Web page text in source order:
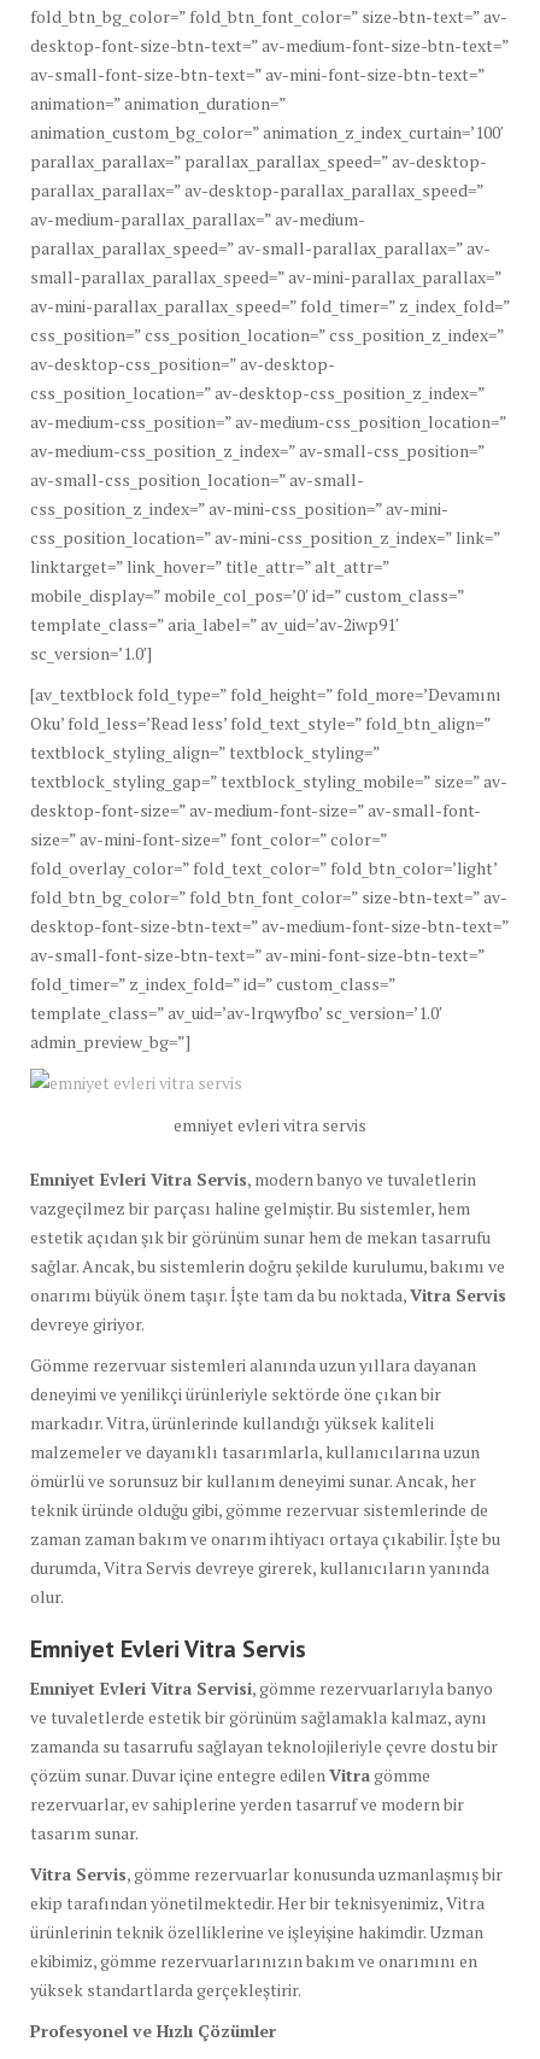
fold_btn_bg_color=” fold_btn_font_color=” size-btn-text=” av-
desktop-font-size-btn-text=” av-medium-font-size-btn-text=”
av-small-font-size-btn-text=” av-mini-font-size-btn-text=”
animation=” animation_duration=”
animation_custom_bg_color=” animation_z_index_curtain=’100′
parallax_parallax=” parallax_parallax_speed=” av-desktop-
parallax_parallax=” av-desktop-parallax_parallax_speed=”
av-medium-parallax_parallax=” av-medium-
parallax_parallax_speed=” av-small-parallax_parallax=” av-
small-parallax_parallax_speed=” av-mini-parallax_parallax=”
av-mini-parallax_parallax_speed=” fold_timer=” z_index_fold=”
css_position=” css_position_location=” css_position_z_index=”
av-desktop-css_position=” av-desktop-
css_position_location=” av-desktop-css_position_z_index=”
av-medium-css_position=” av-medium-css_position_location=”
av-medium-css_position_z_index=” av-small-css_position=”
av-small-css_position_location=” av-small-
css_position_z_index=” av-mini-css_position=” av-mini-
css_position_location=” av-mini-css_position_z_index=” link=”
linktarget=” link_hover=” title_attr=” alt_attr=”
mobile_display=” mobile_col_pos=’0′ id=” custom_class=”
template_class=” aria_label=” av_uid=’av-2iwp91′
sc_version=’1.0′]
[av_textblock fold_type=” fold_height=” fold_more=’Devamını
Oku’ fold_less=’Read less’ fold_text_style=” fold_btn_align=”
textblock_styling_align=” textblock_styling=”
textblock_styling_gap=” textblock_styling_mobile=” size=” av-
desktop-font-size=” av-medium-font-size=” av-small-font-
size=” av-mini-font-size=” font_color=” color=”
fold_overlay_color=” fold_text_color=” fold_btn_color=’light’
fold_btn_bg_color=” fold_btn_font_color=” size-btn-text=” av-
desktop-font-size-btn-text=” av-medium-font-size-btn-text=”
av-small-font-size-btn-text=” av-mini-font-size-btn-text=”
fold_timer=” z_index_fold=” id=” custom_class=”
template_class=” av_uid=’av-lrqwyfbo’ sc_version=’1.0′
admin_preview_bg=”]
emniyet evleri vitra servis
Emniyet Evleri Vitra Servis, modern banyo ve tuvaletlerin
vazgeçilmez bir parçası haline gelmiştir. Bu sistemler, hem
estetik açıdan şık bir görünüm sunar hem de mekan tasarrufu
sağlar. Ancak, bu sistemlerin doğru şekilde kurulumu, bakımı ve
onarımı büyük önem taşır. İşte tam da bu noktada,Vitra Servis
devreye giriyor.
Gömme rezervuar sistemleri alanında uzun yıllara dayanan
deneyimi ve yenilikçi ürünleriyle sektörde öne çıkan bir
markadır. Vitra, ürünlerinde kullandığı yüksek kaliteli
malzemeler ve dayanıklı tasarımlarla, kullanıcılarına uzun
ömürlü ve sorunsuz bir kullanım deneyimi sunar. Ancak, her
teknik üründe olduğu gibi, gömme rezervuar sistemlerinde de
zaman zaman bakım ve onarım ihtiyacı ortaya çıkabilir. İşte bu
durumda, Vitra Servis devreye girerek, kullanıcıların yanında
olur.
Emniyet Evleri Vitra Servis
Emniyet Evleri Vitra Servisi, gömme rezervuarlarıyla banyo
ve tuvaletlerde estetik bir görünüm sağlamakla kalmaz, aynı
zamanda su tasarrufu sağlayan teknolojileriyle çevre dostu bir
çözüm sunar. Duvar içine entegre edilenVitragömme
rezervuarlar, ev sahiplerine yerden tasarruf ve modern bir
tasarım sunar.
Vitra Servis, gömme rezervuarlar konusunda uzmanlaşmış bir
ekip tarafından yönetilmektedir. Her bir teknisyenimiz, Vitra
ürünlerinin teknik özelliklerine ve işleyişine hakimdir. Uzman
ekibimiz, gömme rezervuarlarınızın bakım ve onarımını en
yüksek standartlarda gerçekleştirir.
Profesyonel ve Hızlı Çözümler